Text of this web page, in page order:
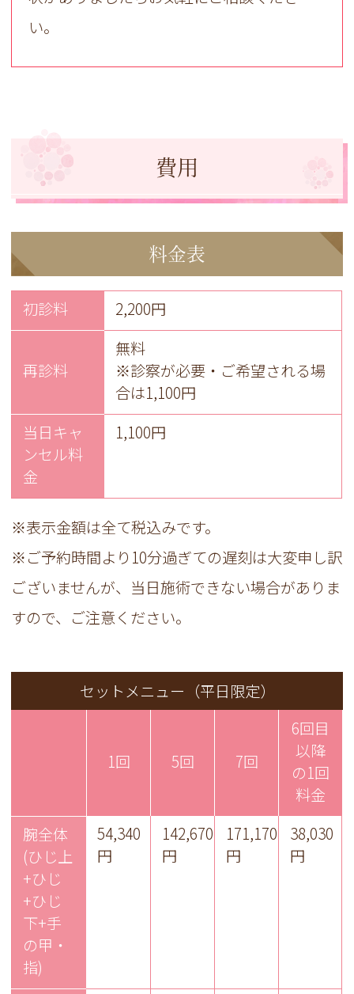
い。
費用
料金表
初診料 2,200円
再診料
無料
※診察が必要・ご希望される場
合は1,100円
当日キャ
ンセル料
金
1,100円
※表示金額は全て税込みです。
※ご予約時間より10分過ぎての遅刻は大変申し訳
ございませんが、当日施術できない場合がありま
すので、ご注意ください。
セットメニュー（平日限定）
1回 5回 7回
6回目
以降
の1回
料金
腕全体
(ひじ上
+ひじ
+ひじ
下+手
の甲・
指)
54,340
円
142,670
円
171,170
円
38,030
円